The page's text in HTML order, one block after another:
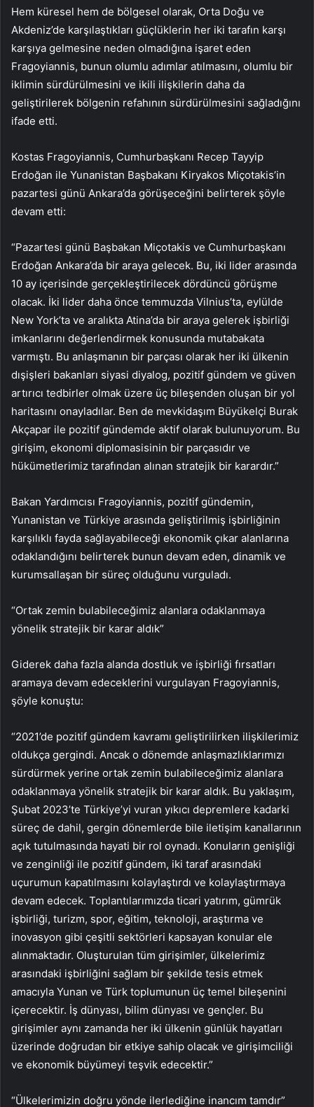
Hem küresel hem de bölgesel olarak, Orta Doğu ve
Akdeniz’de karşılaştıkları güçlüklerin her iki tarafın karşı
karşıya gelmesine neden olmadığına işaret eden
Fragoyiannis, bunun olumlu adımlar atılmasını, olumlu bir
iklimin sürdürülmesini ve ikili ilişkilerin daha da
geliştirilerek bölgenin refahının sürdürülmesini sağladığını
ifade etti.
Kostas Fragoyiannis, Cumhurbaşkanı Recep Tayyip
Erdoğan ile Yunanistan Başbakanı Kiryakos Miçotakis’in
pazartesi günü Ankara’da görüşeceğini belirterek şöyle
devam etti:
“Pazartesi günü Başbakan Miçotakis ve Cumhurbaşkanı
Erdoğan Ankara’da bir araya gelecek. Bu, iki lider arasında
10 ay içerisinde gerçekleştirilecek dördüncü görüşme
olacak. İki lider daha önce temmuzda Vilnius’ta, eylülde
New York’ta ve aralıkta Atina’da bir araya gelerek işbirliği
imkanlarını değerlendirmek konusunda mutabakata
varmıştı. Bu anlaşmanın bir parçası olarak her iki ülkenin
dışişleri bakanları siyasi diyalog, pozitif gündem ve güven
artırıcı tedbirler olmak üzere üç bileşenden oluşan bir yol
haritasını onayladılar. Ben de mevkidaşım Büyükelçi Burak
Akçapar ile pozitif gündemde aktif olarak bulunuyorum. Bu
girişim, ekonomi diplomasisinin bir parçasıdır ve
hükümetlerimiz tarafından alınan stratejik bir karardır.”
Bakan Yardımcısı Fragoyiannis, pozitif gündemin,
Yunanistan ve Türkiye arasında geliştirilmiş işbirliğinin
karşılıklı fayda sağlayabileceği ekonomik çıkar alanlarına
odaklandığını belirterek bunun devam eden, dinamik ve
kurumsallaşan bir süreç olduğunu vurguladı.
“Ortak zemin bulabileceğimiz alanlara odaklanmaya
yönelik stratejik bir karar aldık”
Giderek daha fazla alanda dostluk ve işbirliği fırsatları
aramaya devam edeceklerini vurgulayan Fragoyiannis,
şöyle konuştu:
“2021’de pozitif gündem kavramı geliştirilirken ilişkilerimiz
oldukça gergindi. Ancak o dönemde anlaşmazlıklarımızı
sürdürmek yerine ortak zemin bulabileceğimiz alanlara
odaklanmaya yönelik stratejik bir karar aldık. Bu yaklaşım,
Şubat 2023’te Türkiye’yi vuran yıkıcı depremlere kadarki
süreç de dahil, gergin dönemlerde bile iletişim kanallarının
açık tutulmasında hayati bir rol oynadı. Konuların genişliği
ve zenginliği ile pozitif gündem, iki taraf arasındaki
uçurumun kapatılmasını kolaylaştırdı ve kolaylaştırmaya
devam edecek. Toplantılarımızda ticari yatırım, gümrük
işbirliği, turizm, spor, eğitim, teknoloji, araştırma ve
inovasyon gibi çeşitli sektörleri kapsayan konular ele
alınmaktadır. Oluşturulan tüm girişimler, ülkelerimiz
arasındaki işbirliğini sağlam bir şekilde tesis etmek
amacıyla Yunan ve Türk toplumunun üç temel bileşenini
içerecektir. İş dünyası, bilim dünyası ve gençler. Bu
girişimler aynı zamanda her iki ülkenin günlük hayatları
üzerinde doğrudan bir etkiye sahip olacak ve girişimciliği
ve ekonomik büyümeyi teşvik edecektir.”
“Ülkelerimizin doğru yönde ilerlediğine inancım tamdır”